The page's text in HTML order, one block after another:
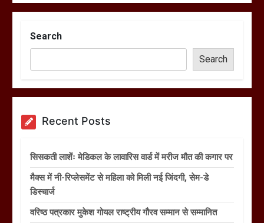
Search
Search
Recent Posts
सिसकती लाशेंः मेडिकल के लावारिस वार्ड में मरीज मौत की कगार पर
मैक्स में नी-रिप्लेसमेंट से महिला को मिली नई जिंदगी, सेम-डे
डिस्चार्ज
वरिष्ठ पत्रकार मुकेश गोयल राष्ट्रीय गौरव सम्मान से सम्मानित